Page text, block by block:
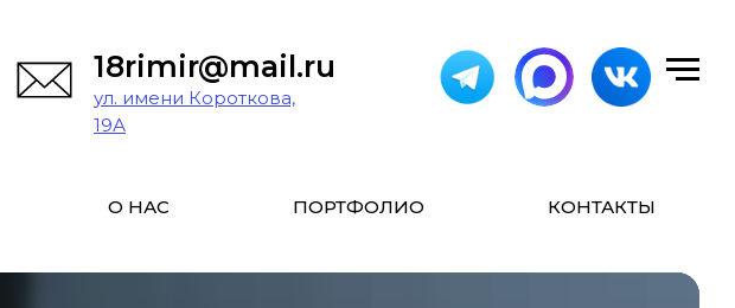
18rimir@mail.ru
ул. имени Короткова,
19А
О НАС ПОРТФОЛИО КОНТАКТЫ